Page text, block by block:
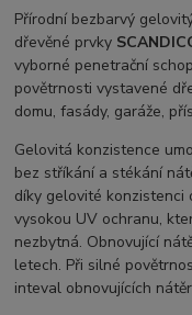
Přírodní bezbarvý
dřevěné prvky
vyborné penetrační
povětrnosti vystavené
domu, fasády, garáže,
Gelovitá konzistence
bez stříkání a stékání
díky gelovité konzistenci
vysokou UV ochranu,
nezbytná. Obnovující
letech. Při silné
inteval obnovujících